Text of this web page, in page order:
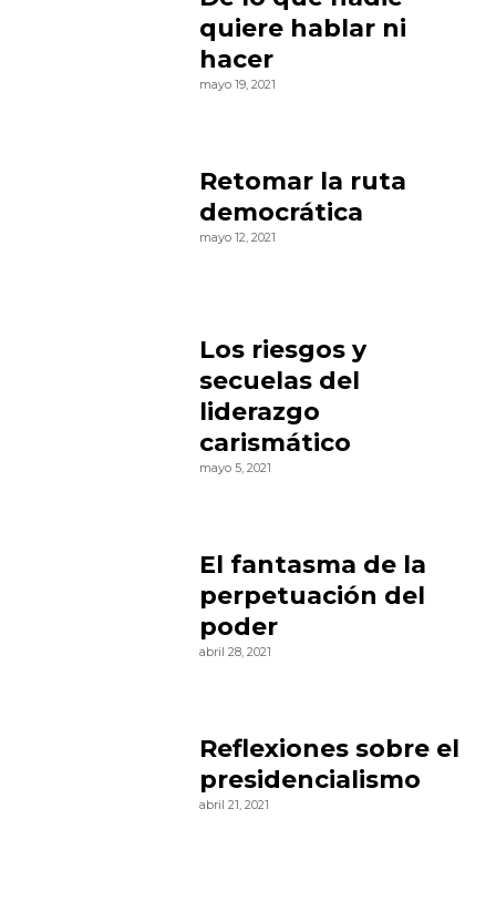
quiere hablar ni
hacer
mayo 19, 2021
Retomar la ruta
democrática
mayo 12, 2021
Los riesgos y
secuelas del
liderazgo
carismático
mayo 5, 2021
El fantasma de la
perpetuación del
poder
abril 28, 2021
Reflexiones sobre el
presidencialismo
abril 21, 2021